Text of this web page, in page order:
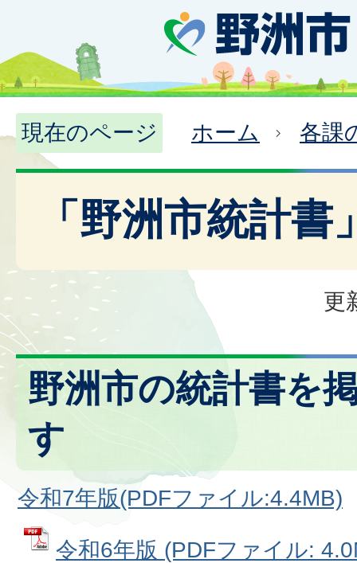
現在のページ ホーム 各課
「野洲市統計書
更
野洲市の統計書を
す
令和7年版(PDFファイル:4.4MB)
令和6年版 (PDFファイル: